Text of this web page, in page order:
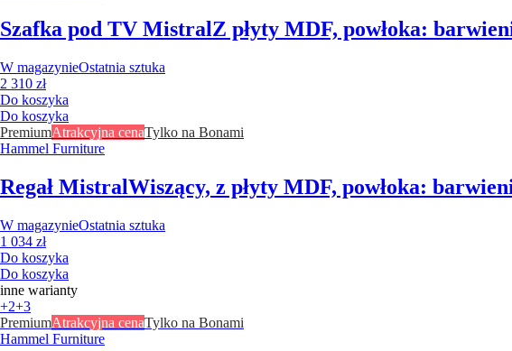
Szafka pod TV Mistral Z płyty MDF, powłoka:
W magazynieOstatnia sztuka
2 310 zł
Do koszyka
Do koszyka
PremiumAtrakcyjna cenaTylko na Bonami
Hammel Furniture
Regał MistralWiszący, z płyty MDF, powłoka:
W magazynieOstatnia sztuka
1 034 zł
Do koszyka
Do koszyka
inne warianty
+2+3
PremiumAtrakcyjna cenaTylko na Bonami
Hammel Furniture